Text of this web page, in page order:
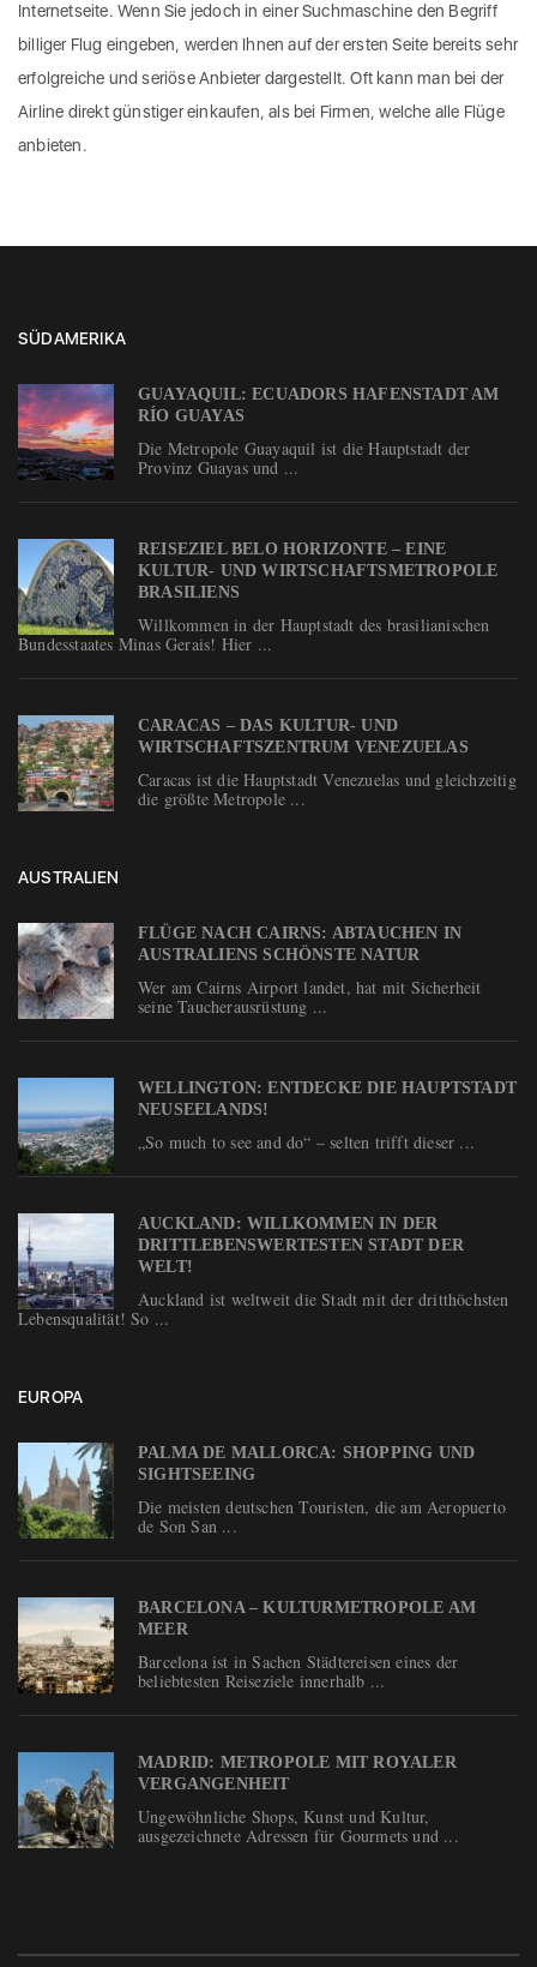
Internetseite. Wenn Sie jedoch in einer Suchmaschine den Begriff
billiger Flug eingeben, werden Ihnen auf der ersten Seite bereits sehr
erfolgreiche und seriöse Anbieter dargestellt. Oft kann man bei der
Airline direkt günstiger einkaufen, als bei Firmen, welche alle Flüge
anbieten.
SÜDAMERIKA
GUAYAQUIL: ECUADORS HAFENSTADT AM
RÍO GUAYAS
Die Metropole Guayaquil ist die Hauptstadt der
Provinz Guayas und ...
REISEZIEL BELO HORIZONTE – EINE
KULTUR- UND WIRTSCHAFTSMETROPOLE
BRASILIENS
Willkommen in der Hauptstadt des brasilianischen
Bundesstaates Minas Gerais! Hier ...
CARACAS – DAS KULTUR- UND
WIRTSCHAFTSZENTRUM VENEZUELAS
Caracas ist die Hauptstadt Venezuelas und gleichzeitig
die größte Metropole ...
AUSTRALIEN
FLÜGE NACH CAIRNS: ABTAUCHEN IN
AUSTRALIENS SCHÖNSTE NATUR
Wer am Cairns Airport landet, hat mit Sicherheit
seine Taucherausrüstung ...
WELLINGTON: ENTDECKE DIE HAUPTSTADT
NEUSEELANDS!
„So much to see and do“ – selten trifft dieser ...
AUCKLAND: WILLKOMMEN IN DER
DRITTLEBENSWERTESTEN STADT DER
WELT!
Auckland ist weltweit die Stadt mit der dritthöchsten
Lebensqualität! So ...
EUROPA
PALMA DE MALLORCA: SHOPPING UND
SIGHTSEEING
Die meisten deutschen Touristen, die am Aeropuerto
de Son San ...
BARCELONA – KULTURMETROPOLE AM
MEER
Barcelona ist in Sachen Städtereisen eines der
beliebtesten Reiseziele innerhalb ...
MADRID: METROPOLE MIT ROYALER
VERGANGENHEIT
Ungewöhnliche Shops, Kunst und Kultur,
ausgezeichnete Adressen für Gourmets und ...